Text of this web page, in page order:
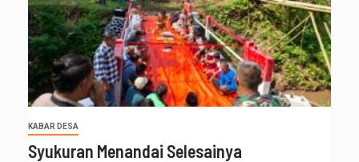
KABAR DESA
Syukuran Menandai Selesainya